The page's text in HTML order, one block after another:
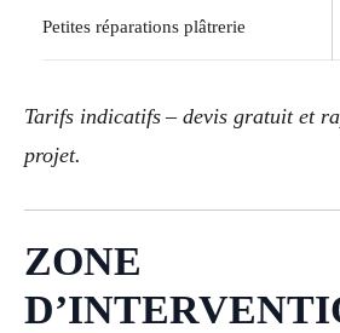
Petites réparations plâtrerie
Tarifs indicatifs – devis gratuit et
projet.
ZONE